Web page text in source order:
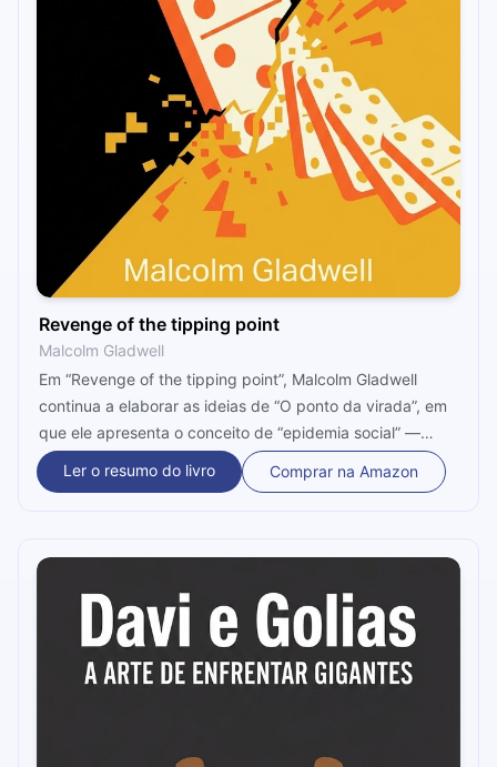
Revenge of the tipping point
Malcolm Gladwell
Em “Revenge of the tipping point”, Malcolm Gladwell
continua a elaborar as ideias de “O ponto da virada”, em
que ele apresenta o conceito de “epidemia social” —
quando as pessoas aderem a mensagens, ideias e
produtos como se fossem um vírus. Neste livro, ele segue
Ler o resumo do livro Comprar na Amazon